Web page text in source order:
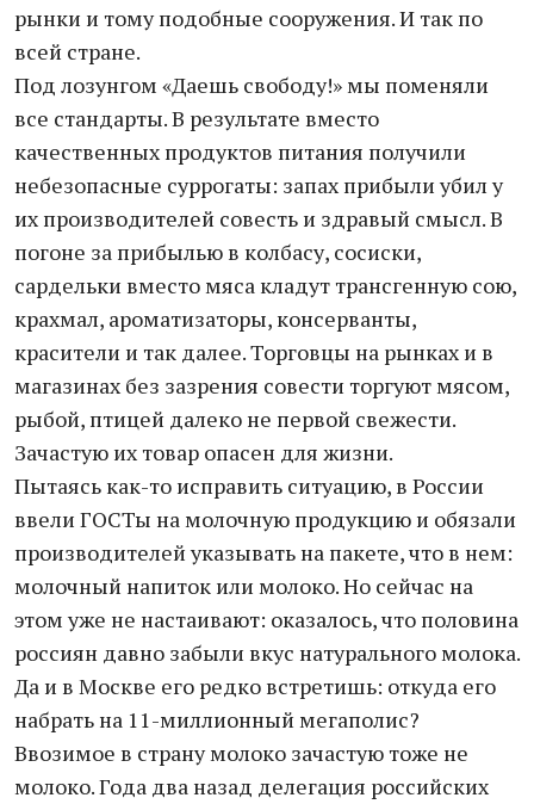
рынки и тому подобные сооружения. И так по
всей стране.
Под лозунгом «Даешь свободу!» мы поменяли
все стандарты. В результате вместо
качественных продуктов питания получили
небезопасные суррогаты: запах прибыли убил у
их производителей совесть и здравый смысл. В
погоне за прибылью в колбасу, сосиски,
сардельки вместо мяса кладут трансгенную сою,
крахмал, ароматизаторы, консерванты,
красители и так далее. Торговцы на рынках и в
магазинах без зазрения совести торгуют мясом,
рыбой, птицей далеко не первой свежести.
Зачастую их товар опасен для жизни.
Пытаясь как-то исправить ситуацию, в России
ввели ГОСТы на молочную продукцию и обязали
производителей указывать на пакете, что в нем:
молочный напиток или молоко. Но сейчас на
этом уже не настаивают: оказалось, что половина
россиян давно забыли вкус натурального молока.
Да и в Москве его редко встретишь: откуда его
набрать на 11-миллионный мегаполис?
Ввозимое в страну молоко зачастую тоже не
молоко. Года два назад делегация российских